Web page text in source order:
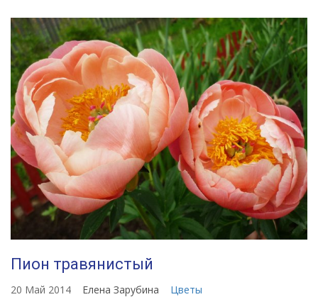
Пион травянистый
20 Май 2014 Елена Зарубина Цветы